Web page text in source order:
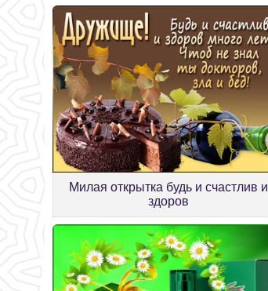
Милая открытка будь и счастлив и
здоров